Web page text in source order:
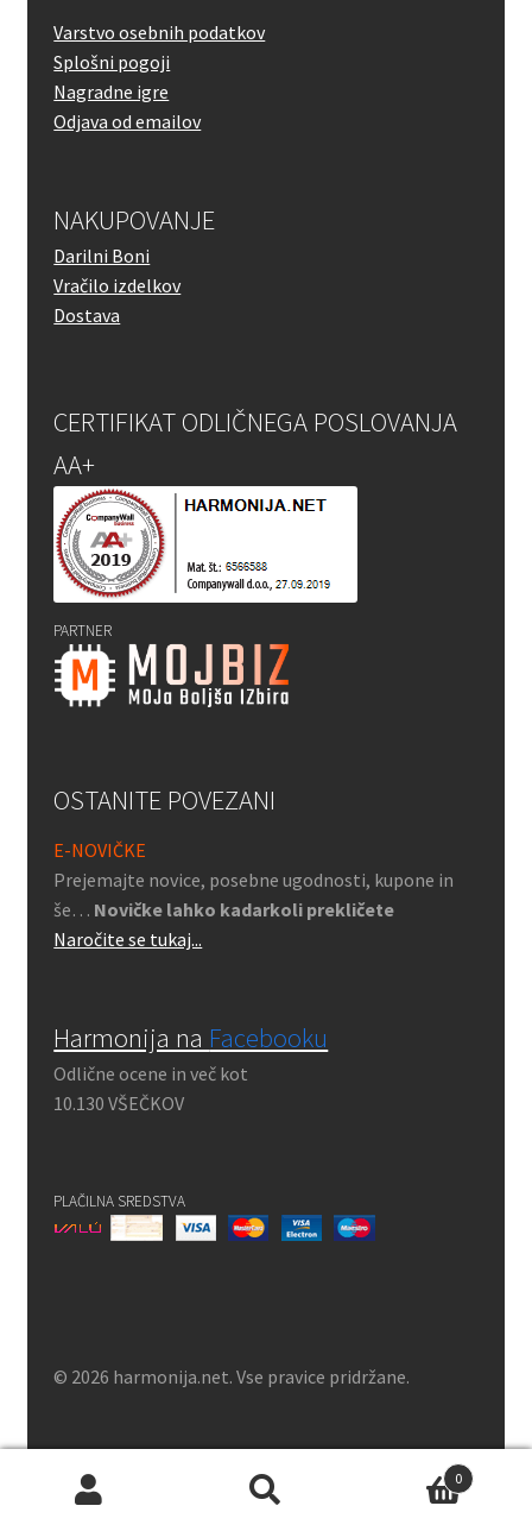
Varstvo osebnih podatkov
Splošni pogoji
Nagradne igre
Odjava od emailov
NAKUPOVANJE
Darilni Boni
Vračilo izdelkov
Dostava
CERTIFIKAT ODLIČNEGA POSLOVANJA
AA+
PARTNER
OSTANITE POVEZANI
E-NOVIČKE
Prejemajte novice, posebne ugodnosti, kupone in
še… Novičke lahko kadarkoli prekličete
Naročite se tukaj...
Harmonija na Facebooku
Odlične ocene in več kot
10.130 VŠEČKOV
PLAČILNA SREDSTVA
© 2026 harmonija.net. Vse pravice pridržane.
0